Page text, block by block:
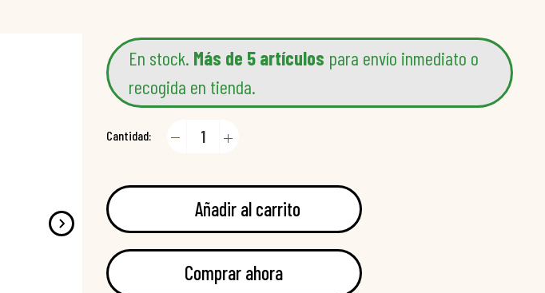
En stock. Más de 5 artículos para envío inmediato o
recogida en tienda.
Cantidad:
Añadir al carrito
Comprar ahora